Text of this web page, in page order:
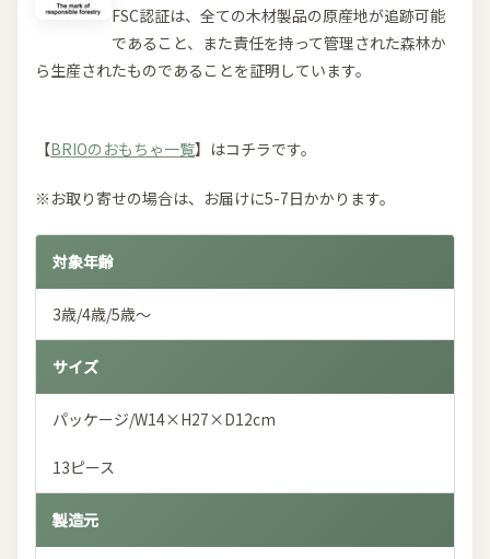
FSC認証は、全ての木材製品の原産地が追跡可能
であること、また責任を持って管理された森林か
ら生産されたものであることを証明しています。
【BRIOのおもちゃ一覧】はコチラです。
※お取り寄せの場合は、お届けに5-7日かかります。
対象年齢
3歳/4歳/5歳～
サイズ
パッケージ/W14×H27×D12cm
13ピース
製造元